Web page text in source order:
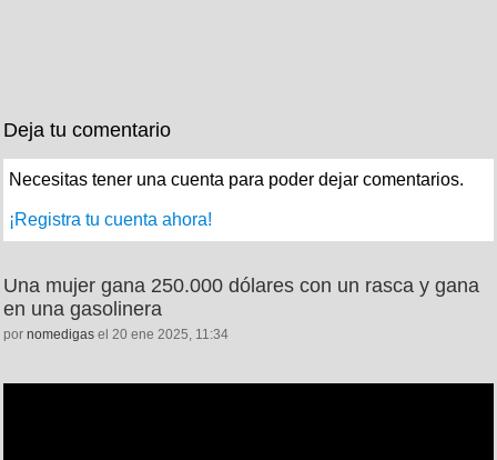
Deja tu comentario
Necesitas tener una cuenta para poder dejar comentarios.
¡Registra tu cuenta ahora!
Una mujer gana 250.000 dólares con un rasca y gana
en una gasolinera
por nomedigas el 20 ene 2025, 11:34